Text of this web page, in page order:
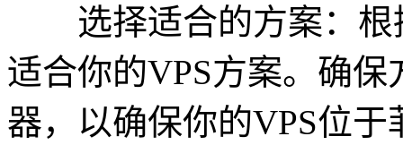
选择适合的方案：根
适合你的VPS方案。确
器，以确保你的VPS位于